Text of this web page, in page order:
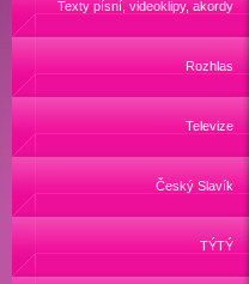
Texty písní, videoklipy, akordy
Rozhlas
Televize
Český Slavík
TÝTÝ